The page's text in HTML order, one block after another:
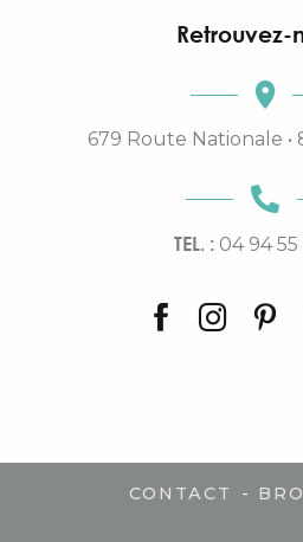
Retrouvez-
679 Route Nationale •
TEL. : 04 94
CONTACT -